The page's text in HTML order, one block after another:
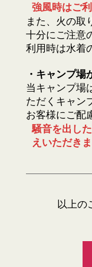
強風時はご
また、火の取
十分にご注意
利用時は水着
・キャンプ場
当キャンプ場
ただくキャン
お客様にご配
騒音を出し
えいただき
以上の